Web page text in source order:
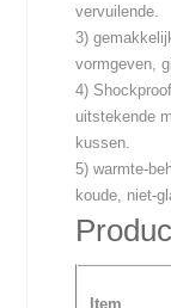
vervuilende.
3)
vormgeven,
4)
uitstekende
kussen.
5) warmte-
koude, niet-
Item